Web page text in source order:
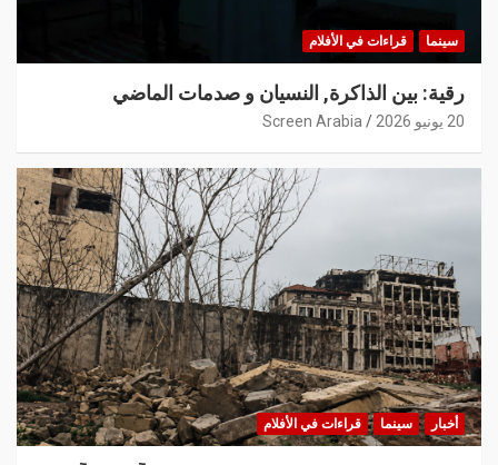
سينما قراءات في الأفلام
رقية: بين الذاكرة, النسيان و صدمات الماضي
20 يونيو 2026 Screen Arabia
أخبار سينما قراءات في الأفلام